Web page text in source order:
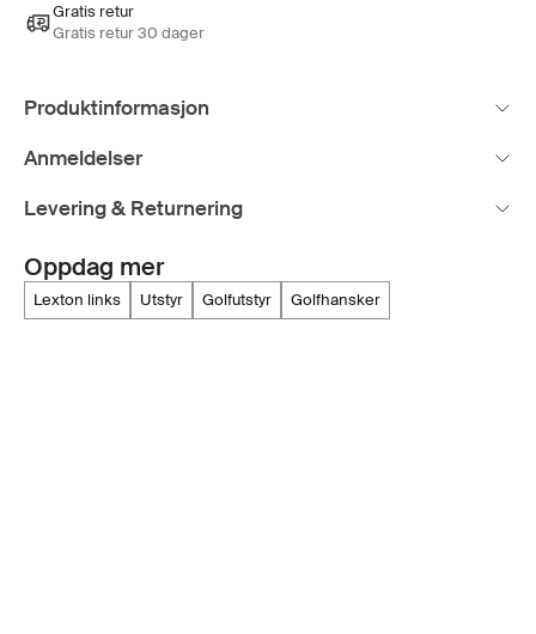
Gratis retur
Gratis retur 30 dager
Produktinformasjon
Anmeldelser
Levering & Returnering
Oppdag mer
lexton links utstyr golfutstyr golfhansker